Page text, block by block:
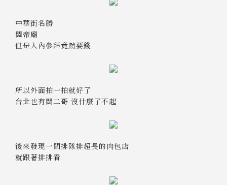
中華街名勝
關帝廟
但是入內參拜竟然要錢
所以外面拍一拍就好了
台北也有關二哥 沒什麼了不起
後來發現一間排隊排超長的肉包店
就跟著排排看